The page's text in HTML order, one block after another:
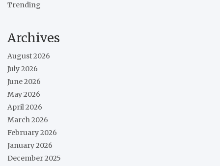
Trending
Archives
August 2026
July 2026
June 2026
May 2026
April 2026
March 2026
February 2026
January 2026
December 2025